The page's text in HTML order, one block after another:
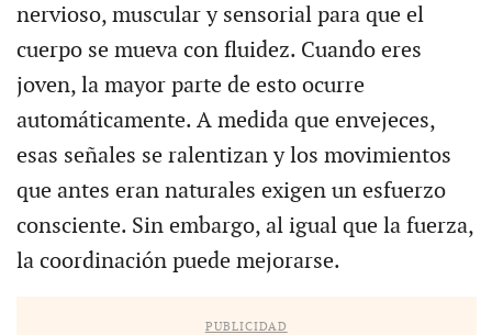
nervioso, muscular y sensorial para que el
cuerpo se mueva con fluidez. Cuando eres
joven, la mayor parte de esto ocurre
automáticamente. A medida que envejeces,
esas señales se ralentizan y los movimientos
que antes eran naturales exigen un esfuerzo
consciente. Sin embargo, al igual que la fuerza,
la coordinación puede mejorarse.
PUBLICIDAD